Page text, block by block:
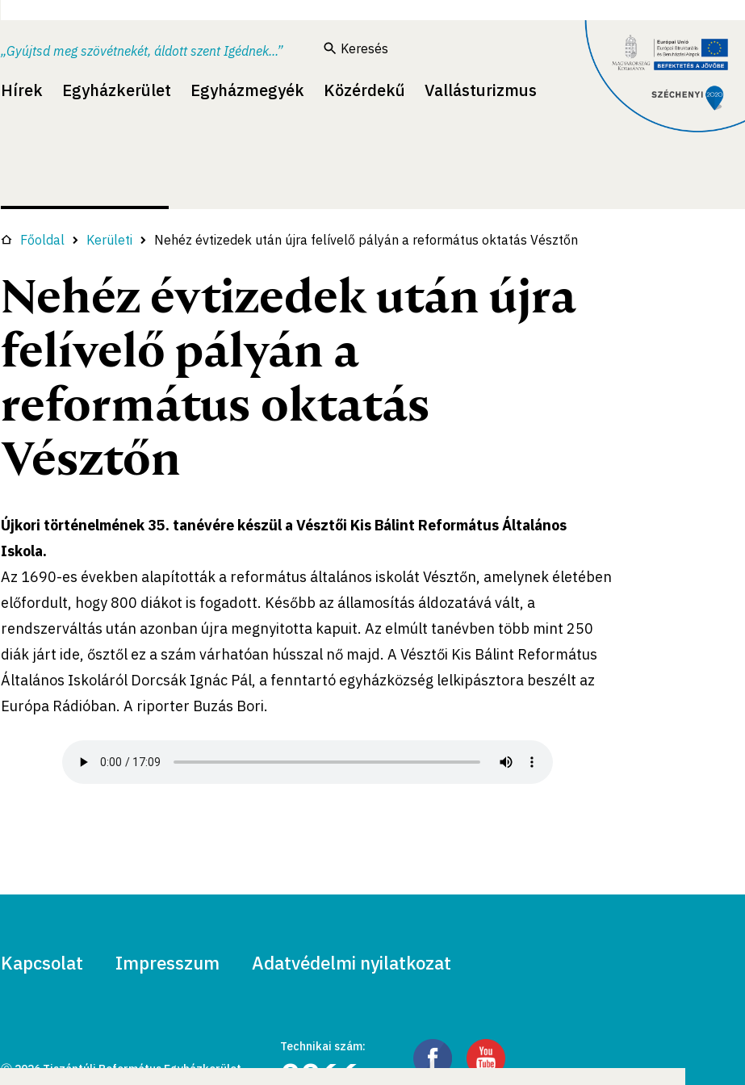
„Gyújtsd meg szövétnekét, áldott szent Igédnek...” Keresés
Hírek Egyházkerület Egyházmegyék Közérdekű Vallásturizmus
Főoldal Kerületi Nehéz évtizedek után újra felívelő pályán a református oktatás Vésztőn
Nehéz évtizedek után újra
felívelő pályán a
református oktatás
Vésztőn
Újkori történelmének 35. tanévére készül a Vésztői Kis Bálint Református Általános
Iskola.
Az 1690-es években alapították a református általános iskolát Vésztőn, amelynek életében
előfordult, hogy 800 diákot is fogadott. Később az államosítás áldozatává vált, a
rendszerváltás után azonban újra megnyitotta kapuit. Az elmúlt tanévben több mint 250
diák járt ide, ősztől ez a szám várhatóan hússzal nő majd. A Vésztői Kis Bálint Református
Általános Iskoláról Dorcsák Ignác Pál, a fenntartó egyházközség lelkipásztora beszélt az
Európa Rádióban. A riporter Buzás Bori.
Kapcsolat Impresszum Adatvédelmi nyilatkozat
Ⓒ 2026 Tiszántúli Református Egyházkerület.
Technikai szám:
0066